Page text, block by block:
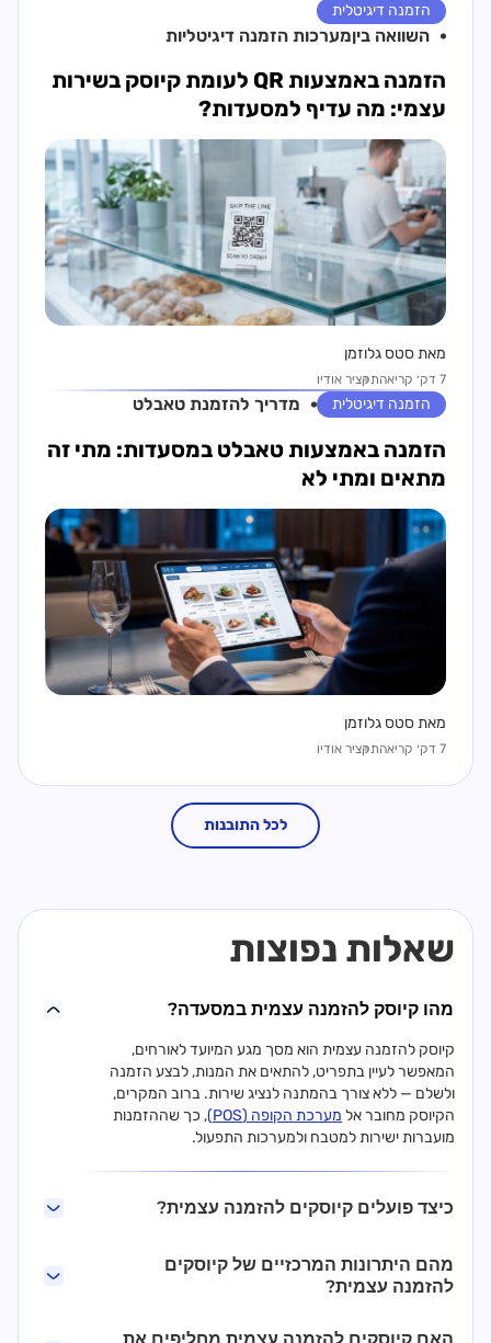
הזמנה דיגיטלית
השוואה ביןמערכות הזמנה דיגיטליות
הזמנה באמצעות QR לעומת קיוסק בשירות
עצמי: מה עדיף למסעדות?
מאת סטס גלוזמן
7 דק׳ קריאה תקציר אודיו
הזמנה דיגיטלית מדריך להזמנת טאבלט
הזמנה באמצעות טאבלט במסעדות: מתי זה
מתאים ומתי לא
מאת סטס גלוזמן
7 דק׳ קריאה תקציר אודיו
לכל התובנות
שאלות נפוצות
מהו קיוסק להזמנה עצמית במסעדה?
קיוסק להזמנה עצמית הוא מסך מגע המיועד לאורחים,
המאפשר לעיין בתפריט, להתאים את המנות, לבצע הזמנה
ולשלם — ללא צורך בהמתנה לנציג שירות. ברוב המקרים,
הקיוסק מחובר אל מערכת הקופה (POS)
, כך שההזמנות
מועברות ישירות למטבח ולמערכות התפעול.
כיצד פועלים קיוסקים להזמנה עצמית?
מהם היתרונות המרכזיים של קיוסקים
להזמנה עצמית?